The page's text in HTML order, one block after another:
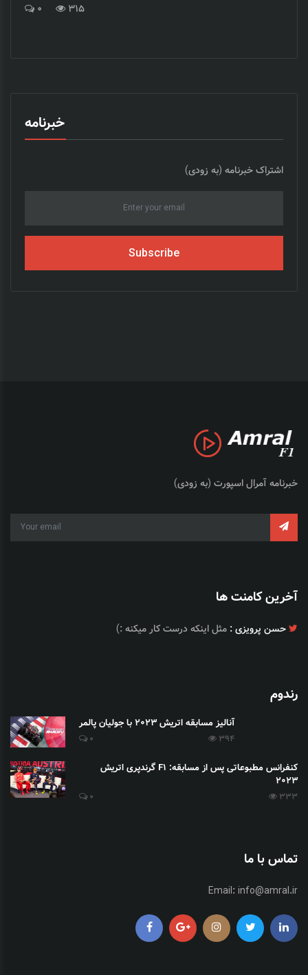
0 315
خبرنامه
اشتراک خبرنامه (به زودی)
Subscribe
خبرنامه آمرال اسپورت (به زودی)
آخرین کامنت ها
حسن پرویزی : مثل اینکه درست کار میکنه :)
رندوم
آنالیز مسابقه اتریش 2023 با جولیان پالمر
0 394
کنفرانس مطبوعاتی پس از مسابقه: F1 گرندپری اتریش
2023
0 333
تماس با ما
Email: info@amral.ir